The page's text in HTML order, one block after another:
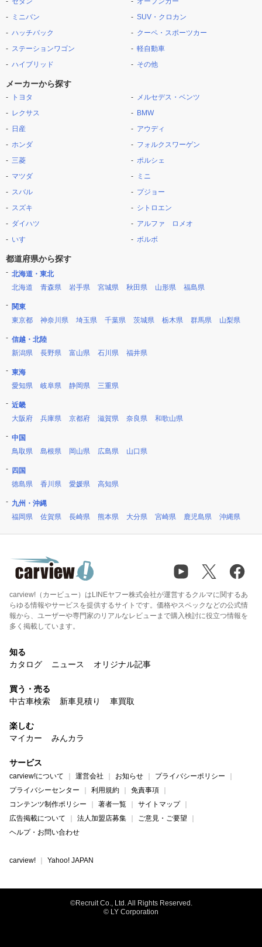
ミニバン
ハッチバック
ステーションワゴン
ハイブリッド
SUV・クロカン
クーペ・スポーツカー
軽自動車
その他
メーカーから探す
トヨタ
レクサス
日産
ホンダ
三菱
マツダ
スバル
スズキ
ダイハツ
いすゞ
メルセデス・ベンツ
BMW
アウディ
フォルクスワーゲン
ポルシェ
ミニ
プジョー
シトロエン
アルファ ロメオ
ボルボ
都道府県から探す
北海道・東北
北海道
青森県 岩手県 宮城県 秋田県 山形県 福島県
関東
東京都
神奈川県 埼玉県 千葉県 茨城県 栃木県 群馬県 山梨県
信越・北陸
新潟県
長野県 富山県 石川県 福井県
東海
愛知県
岐阜県 静岡県 三重県
近畿
大阪府
兵庫県 京都府 滋賀県 奈良県 和歌山県
中国
鳥取県
島根県 岡山県 広島県 山口県
四国
徳島県
香川県 愛媛県 高知県
九州・沖縄
福岡県
佐賀県 長崎県 熊本県 大分県 宮崎県 鹿児島県 沖縄県
carview!（カービュー）はLINEヤフー株式会社が運営するクルマに関するあ
らゆる情報やサービスを提供するサイトです。価格やスペックなどの公式情
報から、ユーザーや専門家のリアルなレビューまで購入検討に役立つ情報を
多く掲載しています。
知る
カタログ
ニュース オリジナル記事
買う・売る
中古車検索
新車見積り 車買取
楽しむ
マイカー
みんカラ
サービス
carview!について 運営会社 お知らせ
プライバシーポリシー
プライバシーセンター
利用規約
免責事項
コンテンツ制作ポリシー
著者一覧
サイトマップ
広告掲載について
法人加盟店募集
ご意見・ご要望
ヘルプ・お問い合わせ
carview! Yahoo! JAPAN
©Recruit Co., Ltd. All Rights Reserved.
© LY Corporation